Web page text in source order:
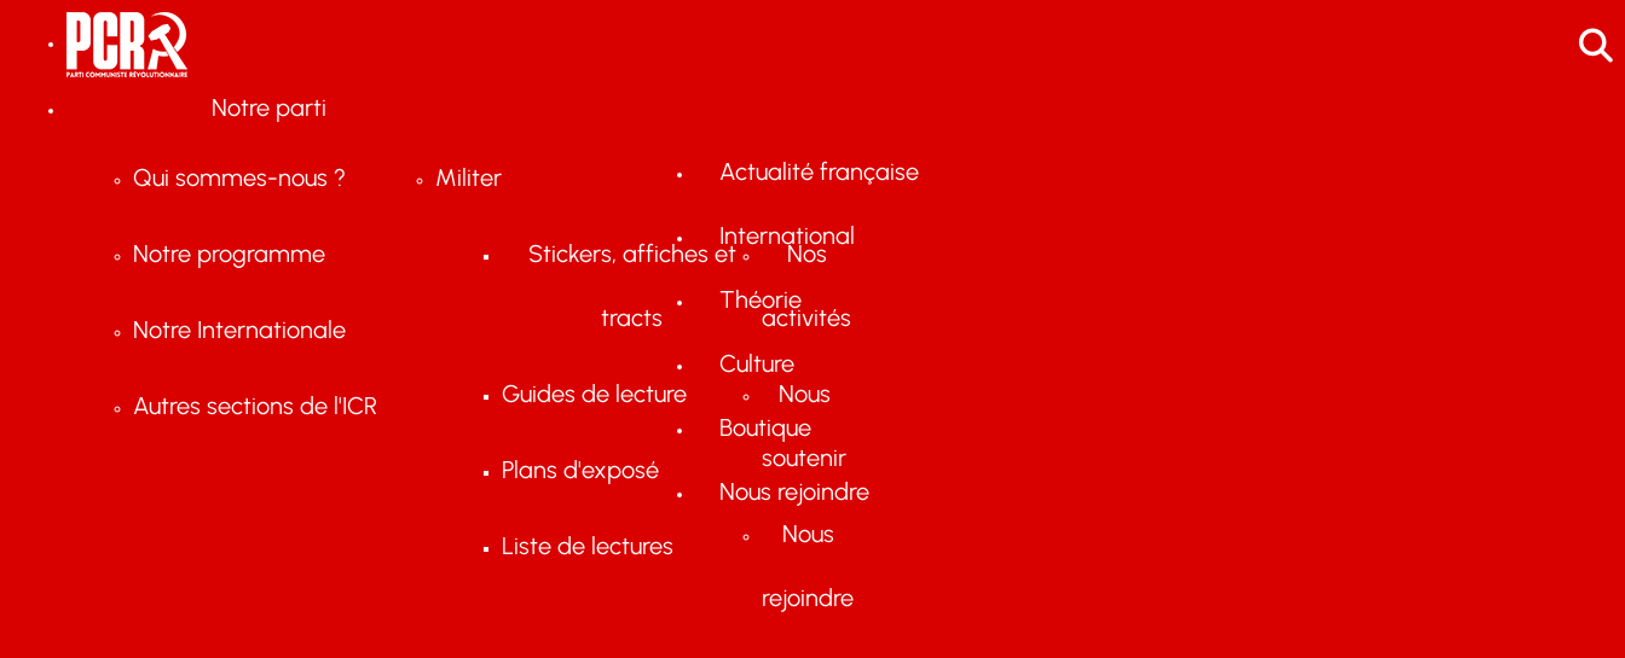
Notre parti
Qui sommes-nous ?
Notre programme
Notre Internationale
Autres sections de l'ICR
Militer
Stickers, affiches et
tracts
Guides de lecture
Plans d'exposé
Liste de lectures
Nos
activités
Nous
soutenir
Nous
rejoindre
Actualité française
International
Théorie
Culture
Boutique
Nous rejoindre